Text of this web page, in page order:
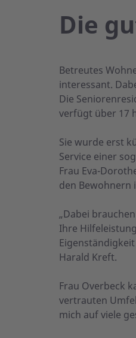
Die
Betreutes
interessant.
Die
verfügt über 17
Sie wurde erst
Service einer
Frau Eva-
den Bewohnern
„Dabei
Ihre
Harald Kreft.
Frau Overbeck
vertrauten
mich auf viele